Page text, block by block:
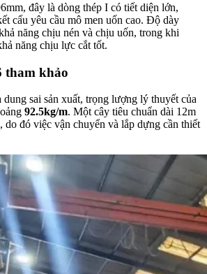
đây là dòng thép I có tiết diện lớn,
cấu yêu cầu mô men uốn cao. Độ dày
năng chịu nén và chịu uốn, trong khi
năng chịu lực cắt tốt.
tham khảo
sai sản xuất, trọng lượng lý thuyết của
92.5kg/m. Một cây tiêu chuẩn dài 12m
do đó việc vận chuyển và lắp dựng cần thiết